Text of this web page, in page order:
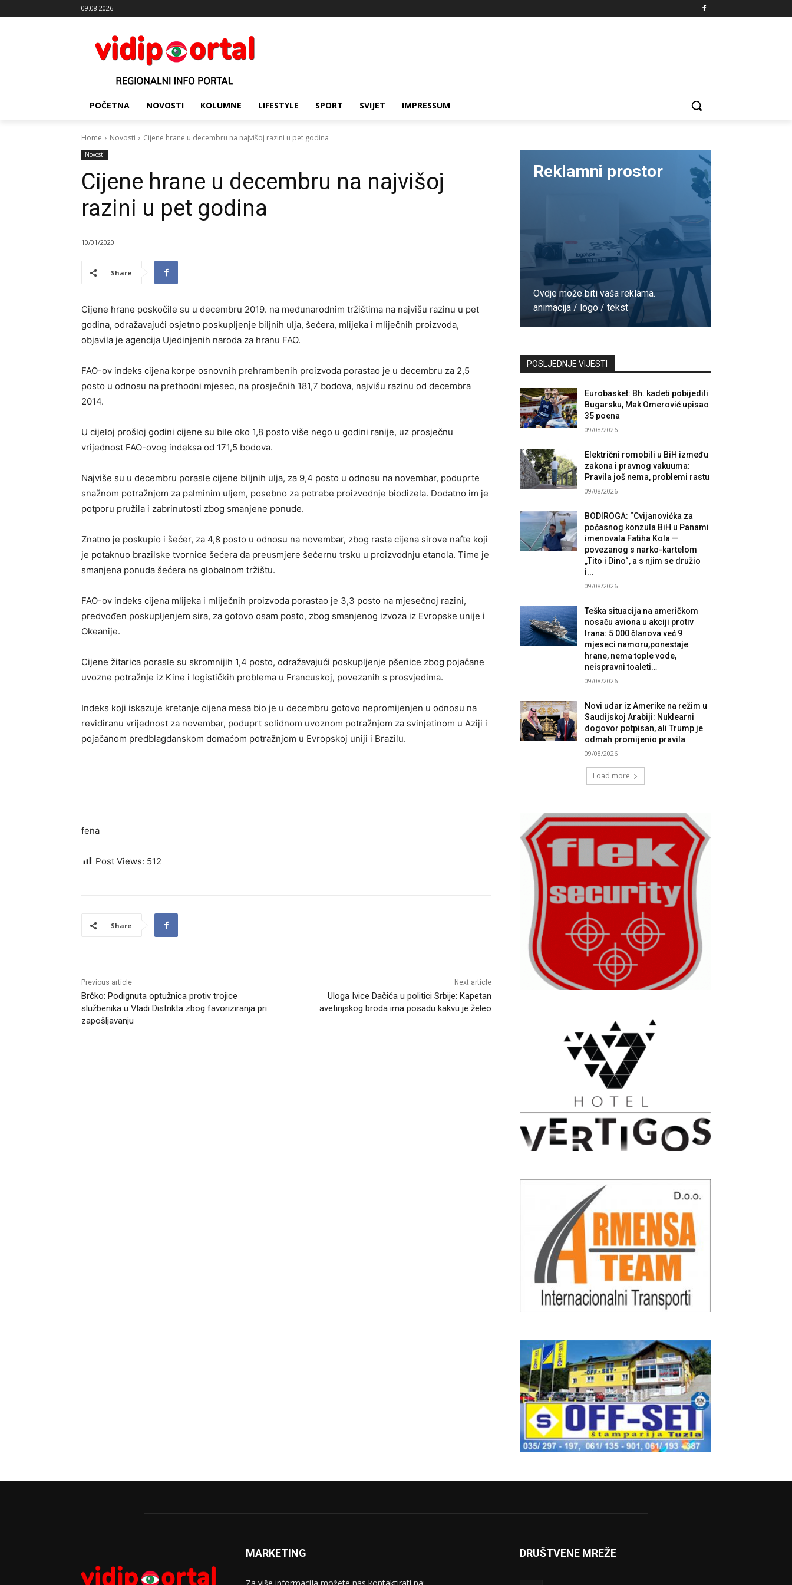
09.08.2026.
POČETNA NOVOSTI KOLUMNE LIFESTYLE SPORT SVIJET IMPRESSUM
Home Novosti Cijene hrane u decembru na najvišoj razini u pet godina
Novosti
Cijene hrane u decembru na najvišoj
razini u pet godina
10/01/2020
Share
Cijene hrane poskočile su u decembru 2019. na međunarodnim tržištima na najvišu razinu u pet
godina, odražavajući osjetno poskupljenje biljnih ulja, šećera, mlijeka i mliječnih proizvoda,
objavila je agencija Ujedinjenih naroda za hranu FAO.
FAO-ov indeks cijena korpe osnovnih prehrambenih proizvoda porastao je u decembru za 2,5
posto u odnosu na prethodni mjesec, na prosječnih 181,7 bodova, najvišu razinu od decembra
2014.
U cijeloj prošloj godini cijene su bile oko 1,8 posto više nego u godini ranije, uz prosječnu
vrijednost FAO-ovog indeksa od 171,5 bodova.
Najviše su u decembru porasle cijene biljnih ulja, za 9,4 posto u odnosu na novembar, poduprte
snažnom potražnjom za palminim uljem, posebno za potrebe proizvodnje biodizela. Dodatno im je
potporu pružila i zabrinutosti zbog smanjene ponude.
Znatno je poskupio i šećer, za 4,8 posto u odnosu na novembar, zbog rasta cijena sirove nafte koji
je potaknuo brazilske tvornice šećera da preusmjere šećernu trsku u proizvodnju etanola. Time je
smanjena ponuda šećera na globalnom tržištu.
FAO-ov indeks cijena mlijeka i mliječnih proizvoda porastao je 3,3 posto na mjesečnoj razini,
predvođen poskupljenjem sira, za gotovo osam posto, zbog smanjenog izvoza iz Evropske unije i
Okeanije.
Cijene žitarica porasle su skromnijih 1,4 posto, odražavajući poskupljenje pšenice zbog pojačane
uvozne potražnje iz Kine i logističkih problema u Francuskoj, povezanih s prosvjedima.
Indeks koji iskazuje kretanje cijena mesa bio je u decembru gotovo nepromijenjen u odnosu na
revidiranu vrijednost za novembar, poduprt solidnom uvoznom potražnjom za svinjetinom u Aziji i
pojačanom predblagdanskom domaćom potražnjom u Evropskoj uniji i Brazilu.
fena
Post Views: 512
Share
Previous article
Brčko: Podignuta optužnica protiv trojice
službenika u Vladi Distrikta zbog favoriziranja pri
zapošljavanju
Next article
Uloga Ivice Dačića u politici Srbije: Kapetan
avetinjskog broda ima posadu kakvu je želeo
Reklamni prostor
Ovdje može biti vaša reklama.
animacija / logo / tekst
POSLJEDNJE VIJESTI
Eurobasket: Bh. kadeti pobijedili
Bugarsku, Mak Omerović upisao
35 poena
09/08/2026
Električni romobili u BiH između
zakona i pravnog vakuuma:
Pravila još nema, problemi rastu
09/08/2026
BODIROGA: “Cvijanovićka za
počasnog konzula BiH u Panami
imenovala Fatiha Kola —
povezanog s narko-kartelom
„Tito i Dino“, a s njim se družio
i...
09/08/2026
Teška situacija na američkom
nosaču aviona u akciji protiv
Irana: 5 000 članova već 9
mjeseci namoru,ponestaje
hrane, nema tople vode,
neispravni toaleti…
09/08/2026
Novi udar iz Amerike na režim u
Saudijskoj Arabiji: Nuklearni
dogovor potpisan, ali Trump je
odmah promijenio pravila
09/08/2026
Load more
MARKETING DRUŠTVENE MREŽE